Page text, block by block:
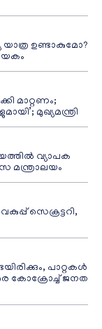
ഉണ്ടാകുമോ?
മാറ്റണം;
മുഖ്യമന്ത്രി
വ്യാപക
മന്ത്രാലയം
സെക്രട്ടറി,
പാറ്റകൾ
കോക്രോച്ച് ജനത